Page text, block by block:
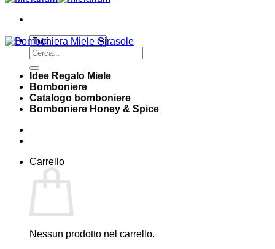
Cerca:
Idee Regalo Miele
Bomboniere
Catalogo bomboniere
Bomboniere Honey & Spice
Carrello
Nessun prodotto nel carrello.